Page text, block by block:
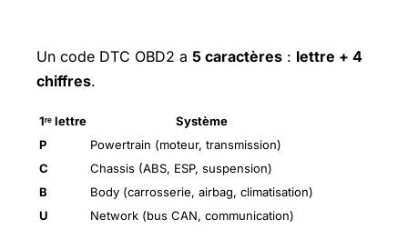
Un code DTC OBD2 a 5 caractères : lettre + 4
chiffres.
1ʳᵉ lettre
Système
P
Powertrain (moteur, transmission)
C
Chassis (ABS, ESP, suspension)
B
Body (carrosserie, airbag, climatisation)
U
Network (bus CAN, communication)